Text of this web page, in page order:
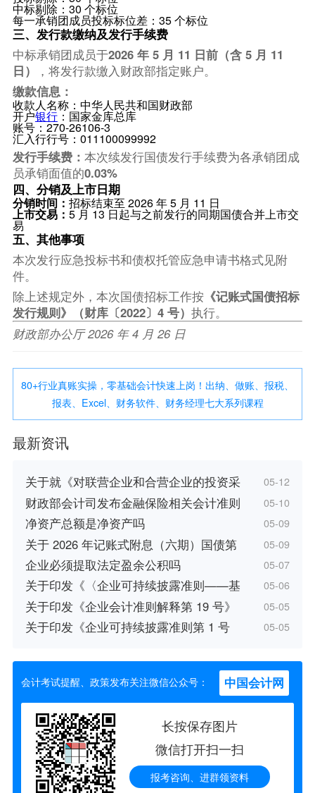
中标剔除：30 个标位
每一承销团成员投标标位差：35 个标位
三、发行款缴纳及发行手续费
中标承销团成员于2026 年 5 月 11 日前（含 5 月 11
日）
，将发行款缴入财政部指定账户。
缴款信息：
收款人名称：中华人民共和国财政部
开户银行：国家金库总库
账号：270-26106-3
汇入行行号：011100099992
发行手续费： 本次续发行国债发行手续费为各承销团成
员承销面值的0.03%
四、分销及上市日期
分销时间： 招标结束至 2026 年 5 月 11 日
上市交易： 5 月 13 日起与之前发行的同期国债合并上市交
易
五、其他事项
本次发行应急投标书和债权托管应急申请书格式见附
件。
除上述规定外，本次国债招标工作按《记账式国债招标
发行规则》（财库〔2022〕4 号） 执行。
财政部办公厅 2026 年 4 月 26 日
80+行业真账实操，零基础会计快速上岗！出纳、做账、报税、
报表、Excel、财务软件、财务经理七大系列课程
最新资讯
关于就《对联营企业和合营企业的投资采 05-12
财政部会计司发布金融保险相关会计准则 05-10
净资产总额是净资产吗 05-09
关于 2026 年记账式附息（六期）国债第 05-09
企业必须提取法定盈余公积吗 05-07
关于印发《〈企业可持续披露准则——基 05-06
关于印发《企业会计准则解释第 19 号》 05-05
关于印发《企业可持续披露准则第 1 号 05-05
会计考试提醒、政策发布关注微信公众号： 中国会计网
长按保存图片
微信打开扫一扫
报考咨询、进群领资料